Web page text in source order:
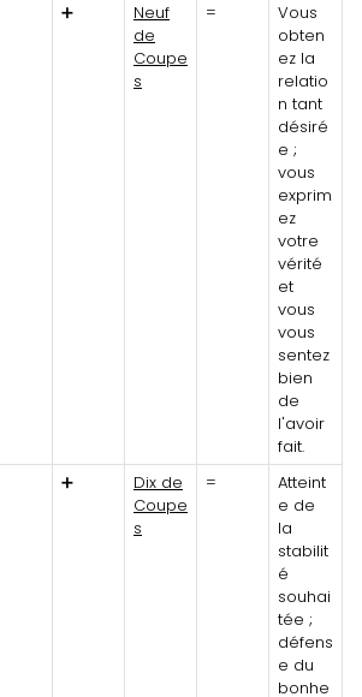
➕
Neuf
de
Coupe
s
=
Vous
obten
ez la
relatio
n tant
désiré
e ;
vous
exprim
ez
votre
vérité
et
vous
vous
sentez
bien
de
l'avoir
fait.
➕
Dix de
Coupe
s
=
Atteint
e de
la
stabilit
é
souhai
tée ;
défens
e du
bonhe